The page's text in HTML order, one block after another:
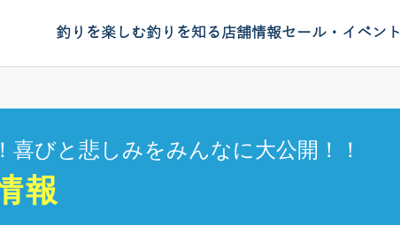
釣りを楽しむ釣りを知る店舗情報セール・イベント
びと悲しみをみんなに大公開！！
報